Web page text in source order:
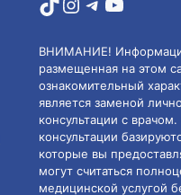
ВНИМАНИЕ!
размещенная на этом
ознакомительный
является заменой
консультации с
консультации
которые вы
могут считаться
медицинской услугой